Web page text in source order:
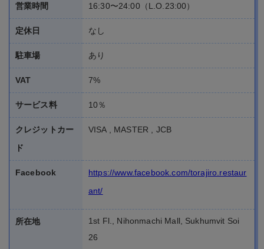
営業時間 16:30〜24:00（L.O.23:00）
定休日 なし
駐車場 あり
VAT 7%
サービス料 10％
クレジットカー
ド
VISA , MASTER , JCB
Facebook
https://www.facebook.com/torajiro.restaur
ant/
所在地
1st Fl., Nihonmachi Mall, Sukhumvit Soi
26